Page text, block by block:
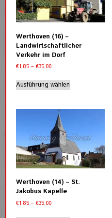
können
auf
gewählt
Werthoven (16) –
Landwirtschaftlicher
Verkehr im Dorf
€1,85 –€35,00Preisspanne:
bis
€35,00
Ausführung wählen
Dieses
Produkt
mehrere
Die
Optionen
können
auf
Produktseite
Werthoven (14) – St.
Jakobus Kapelle
€1,85 –€35,00Preisspanne: